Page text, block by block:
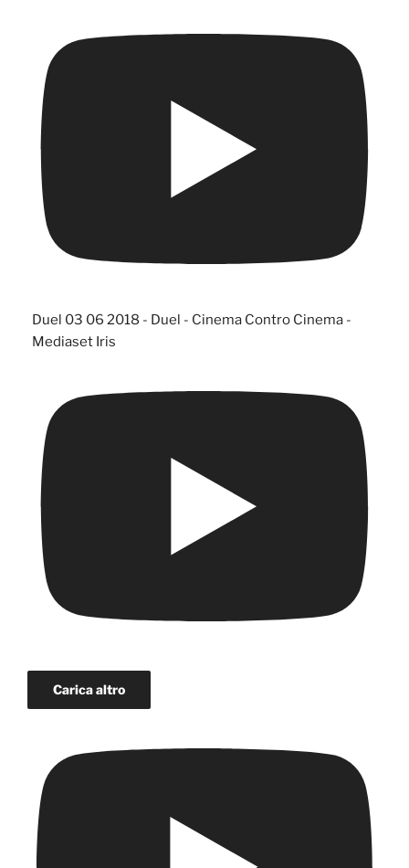
Duel 03 06 2018 - Duel - Cinema Contro Cinema -
Mediaset Iris
Carica altro